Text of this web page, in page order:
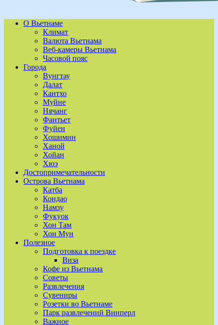
О Вьетнаме
Климат
Валюта Вьетнама
Веб-камеры Вьетнама
Часовой пояс
Города
Вунгтау
Далат
Кантхо
Муйне
Нячанг
Фантьет
Фуйен
Хошимин
Ханой
Хойан
Хюэ
Достопримечательности
Острова Вьетнама
Катба
Кондао
Намзу
Фукуок
Хон Там
Хон Мун
Полезное
Подготовка к поездке
Виза
Кофе из Вьетнама
Советы
Развлечения
Сувениры
Розетки во Вьетнаме
Парк развлечений Винперл
Важное